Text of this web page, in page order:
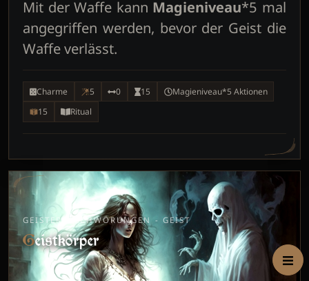
Mit der Waffe kann Magieniveau*5 mal
angegriffen werden, bevor der Geist die
Waffe verlässt.
Charme 5 0 15
Magieniveau*5 Aktionen
15
Ritual
GEISTERBESCHWÖRUNGEN - GEIST
Geistkörper